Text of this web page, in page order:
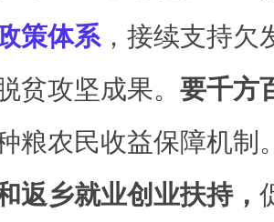
策体系，接续支持欠
贫攻坚成果。 要千方
粮农民收益保障机制
返乡就业创业扶持，